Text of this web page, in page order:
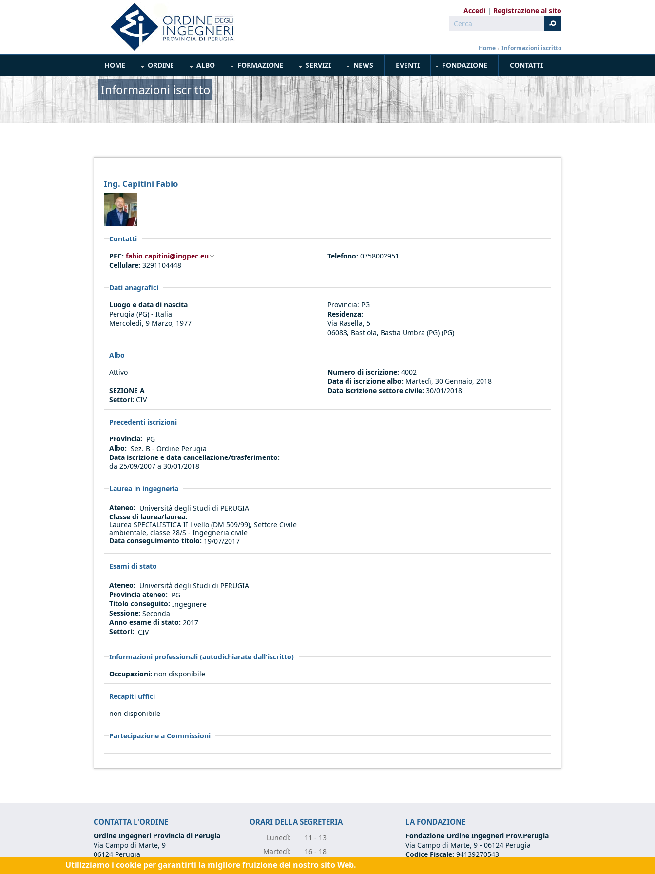
Accedi Registrazione al sito
Form di ricerca
Cerca
Home » Informazioni iscritto
Main Menu
HOME ORDINE ALBO FORMAZIONE SERVIZI NEWS EVENTI FONDAZIONE CONTATTI
Informazioni iscritto
Ing. Capitini Fabio
Contatti
PEC: fabio.capitini@ingpec.eu(link sends e-mail) Telefono: 0758002951
Cellulare: 3291104448
Dati anagrafici
Luogo e data di nascita
Perugia (PG) - Italia
Mercoledì, 9 Marzo, 1977
Provincia: PG
Residenza:
Via Rasella, 5
06083, Bastiola, Bastia Umbra (PG) (PG)
Albo
Attivo
Numero di iscrizione: 4002
Data di iscrizione albo: Martedì, 30 Gennaio, 2018
SEZIONE A
Settori: CIV
Data iscrizione settore civile: 30/01/2018
Precedenti iscrizioni
Provincia: PG
Albo: Sez. B - Ordine Perugia
Data iscrizione e data cancellazione/trasferimento:
da 25/09/2007 a 30/01/2018
Laurea in ingegneria
Ateneo: Università degli Studi di PERUGIA
Classe di laurea/laurea:
Laurea SPECIALISTICA II livello (DM 509/99), Settore Civile
ambientale, classe 28/S - Ingegneria civile
Data conseguimento titolo: 19/07/2017
Esami di stato
Ateneo: Università degli Studi di PERUGIA
Provincia ateneo: PG
Titolo conseguito: Ingegnere
Sessione: Seconda
Anno esame di stato: 2017
Settori: CIV
Informazioni professionali (autodichiarate dall'iscritto)
Occupazioni: non disponibile
Recapiti uffici
non disponibile
Partecipazione a Commissioni
CONTATTA L'ORDINE
Ordine Ingegneri Provincia di Perugia
Via Campo di Marte, 9
06124 Perugia
Codice Fiscale:80017570542
ORARI DELLA SEGRETERIA
Lunedì:
11 - 13
Martedì:
16 - 18
Mercoledì:
11 - 13
LA FONDAZIONE
Fondazione Ordine Ingegneri Prov.Perugia
Via Campo di Marte, 9 - 06124 Perugia
Codice Fiscale: 94139270543
Utilizziamo i cookie per garantirti la migliore fruizione del nostro sito Web.